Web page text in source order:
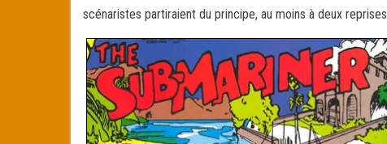
scénaristes partiraient du principe, au moins à deux